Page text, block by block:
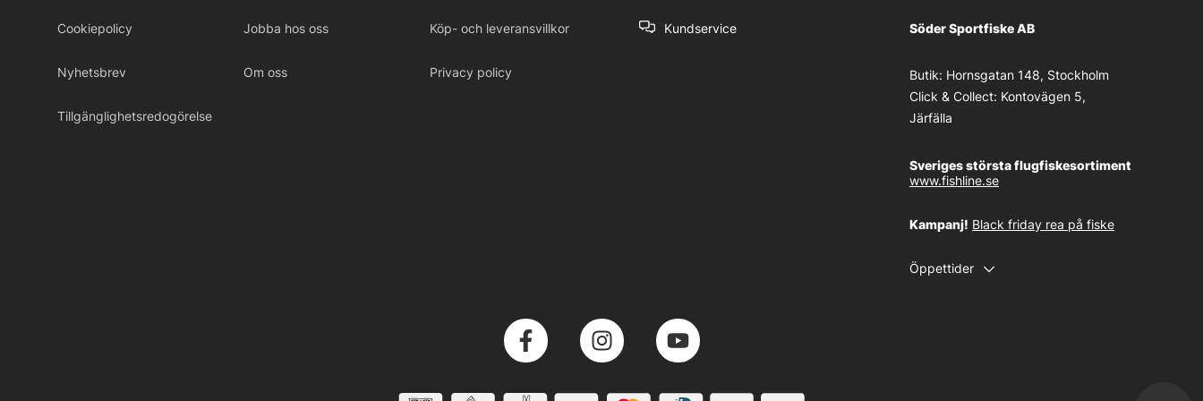
Cookiepolicy Jobba hos oss Köp- och leveransvillkor
Nyhetsbrev Om oss Privacy policy
Tillgänglighetsredogörelse
Kundservice Söder Sportfiske AB
Butik: Hornsgatan 148, Stockholm
Click & Collect: Kontovägen 5,
Järfälla
Sveriges största flugfiskesortiment
www.fishline.se
Kampanj! Black friday rea på fiske
Öppettider